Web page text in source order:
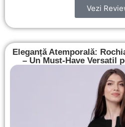
Vezi
Eleganță Atemporală:
– Un Must-Have Versatil